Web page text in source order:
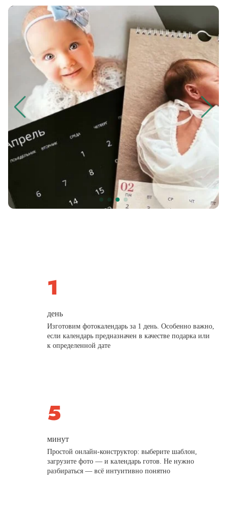
день
Изготовим фотокалендарь за 1 день. Особенно важно,
если календарь предназначен в качестве подарка или
к определенной дате
минут
Простой онлайн-конструктор: выберите шаблон,
загрузите фото — и календарь готов. Не нужно
разбираться — всё интуитивно понятно